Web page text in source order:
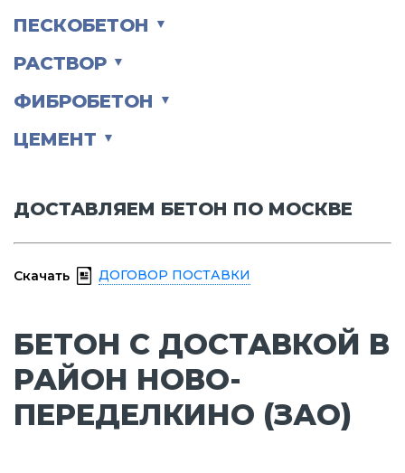
ПЕСКОБЕТОН ▼
РАСТВОР ▼
ФИБРОБЕТОН ▼
ЦЕМЕНТ ▼
ДОСТАВЛЯЕМ БЕТОН ПО МОСКВЕ
Скачать ДОГОВОР ПОСТАВКИ
БЕТОН С ДОСТАВКОЙ В
РАЙОН НОВО-
ПЕРЕДЕЛКИНО (ЗАО)